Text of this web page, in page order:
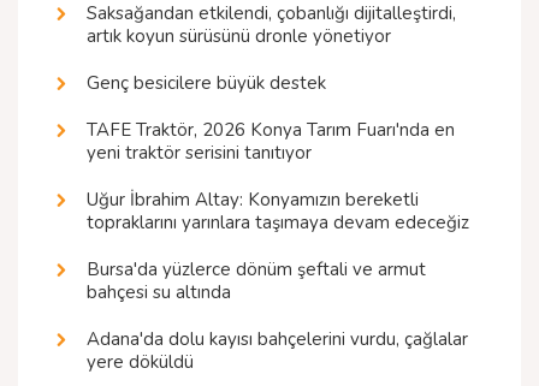
Saksağandan etkilendi, çobanlığı dijitalleştirdi,
artık koyun sürüsünü dronle yönetiyor
Genç besicilere büyük destek
TAFE Traktör, 2026 Konya Tarım Fuarı'nda en
yeni traktör serisini tanıtıyor
Uğur İbrahim Altay: Konyamızın bereketli
topraklarını yarınlara taşımaya devam edeceğiz
Bursa'da yüzlerce dönüm şeftali ve armut
bahçesi su altında
Adana'da dolu kayısı bahçelerini vurdu, çağlalar
yere döküldü